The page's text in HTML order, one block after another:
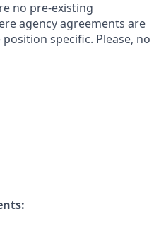
no pre-existing
agency agreements are
specific. Please, no